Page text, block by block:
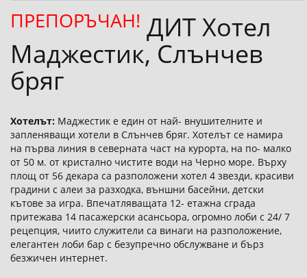
ПРЕПОРЪЧАН! ДИТ Хотел
Маджестик, Слънчев
бряг
Хотелът: Маджестик е един от най- внушителните и
запленяващи хотели в Слънчев бряг. Хотелът се намира
на първа линия в северната част на курорта, на по- малко
от 50 м. от кристално чистите води на Черно море. Върху
площ от 56 декара са разположени хотел 4 звезди, красиви
градини с алеи за разходка, външни басейни, детски
кътове за игра. Впечатляващата 12- етажна сграда
притежава 14 пасажерски асансьора, огромно лоби с 24/ 7
рецепция, чиито служители са винаги на разположение,
елегантен лоби бар с безупречно обслужване и бърз
безжичен интернет.